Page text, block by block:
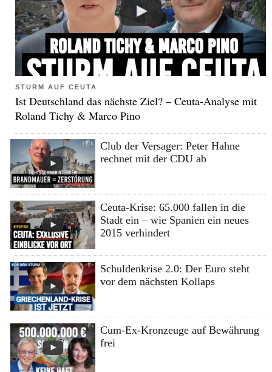
STURM AUF CEUTA
Ist Deutschland das nächste Ziel? – Ceuta-Analyse mit
Roland Tichy & Marco Pino
Club der Versager: Peter Hahne
rechnet mit der CDU ab
Ceuta-Krise: 65.000 fallen in die
Stadt ein – wie Spanien ein neues
2015 verhindert
Schuldenkrise 2.0: Der Euro steht
vor dem nächsten Kollaps
Cum-Ex-Kronzeuge auf Bewährung
frei